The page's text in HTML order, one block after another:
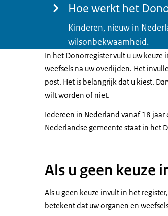
Hoe werkt het
Kinderen, nieuw in
wilsonbekwaamheid.
In het Donorregister vult u uw
weefsels na uw overlijden. Het
post. Het is belangrijk dat u kiest.
wilt worden of niet.
Iedereen in Nederland vanaf 18 jaar
Nederlandse gemeente staat in het
Als u geen keuze
Als u geen keuze invult in het
betekent dat uw organen en